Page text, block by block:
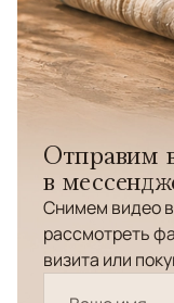
Отправим
в
Снимем видео
рассмотреть
визита или